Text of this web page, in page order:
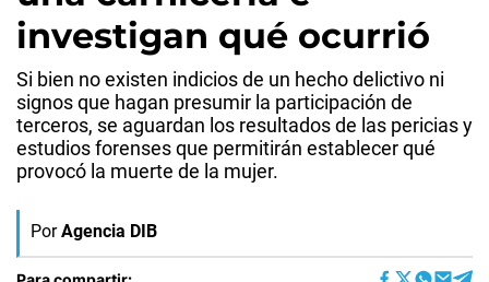
investigan qué ocurrió
Si bien no existen indicios de un hecho delictivo ni
signos que hagan presumir la participación de
terceros, se aguardan los resultados de las pericias y
estudios forenses que permitirán establecer qué
provocó la muerte de la mujer.
Por Agencia DIB